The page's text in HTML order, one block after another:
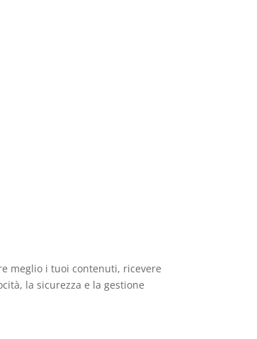
meglio i tuoi contenuti, ricevere
la sicurezza e la gestione